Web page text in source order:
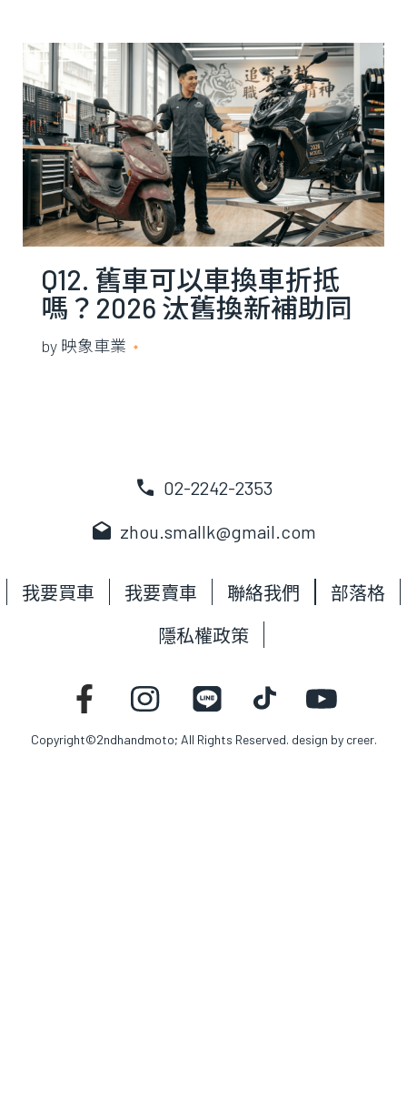
Q12. 舊車可以車換車折抵
嗎？2026 汰舊換新補助同
步代辦
by 映象車業
call 02-2242-2353
drafts zhou.smallk@gmail.com
我要買車 我要賣車 聯絡我們
部落格
隱私權政策
Copyright©2ndhandmoto; All Rights Reserved. design by creer.